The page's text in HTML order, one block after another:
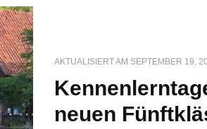
AKTUALISIERT AM SEPTEMBER 19,
neuen